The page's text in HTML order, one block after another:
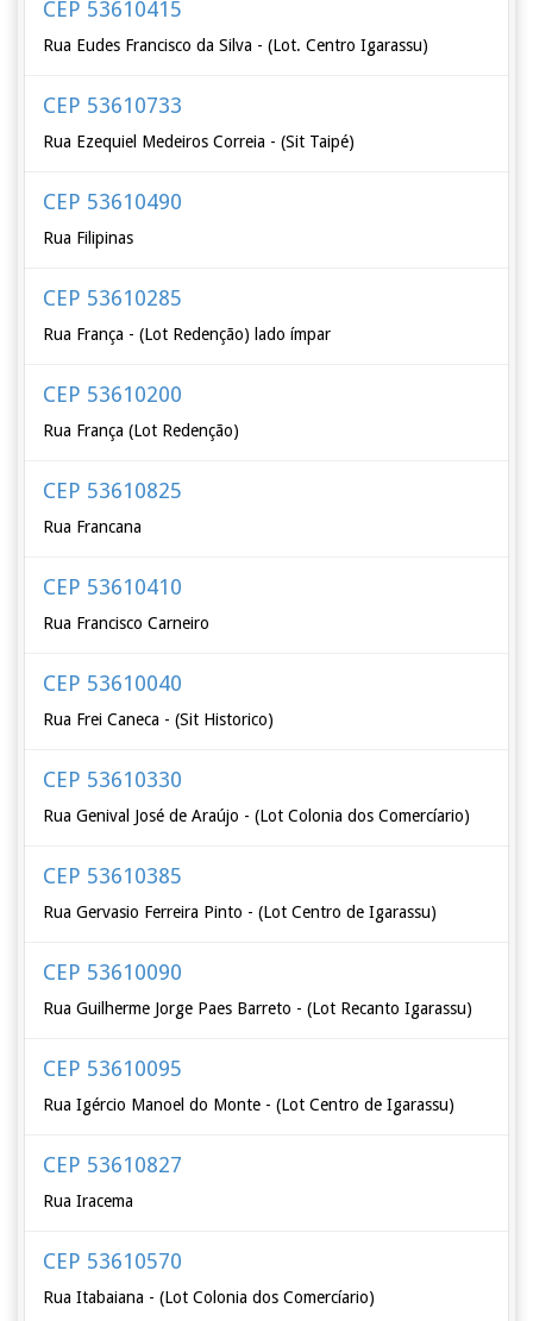
CEP 53610415
Rua Eudes Francisco da Silva - (Lot. Centro Igarassu)
CEP 53610733
Rua Ezequiel Medeiros Correia - (Sit Taipé)
CEP 53610490
Rua Filipinas
CEP 53610285
Rua França - (Lot Redenção) lado ímpar
CEP 53610200
Rua França (Lot Redenção)
CEP 53610825
Rua Francana
CEP 53610410
Rua Francisco Carneiro
CEP 53610040
Rua Frei Caneca - (Sit Historico)
CEP 53610330
Rua Genival José de Araújo - (Lot Colonia dos Comercíario)
CEP 53610385
Rua Gervasio Ferreira Pinto - (Lot Centro de Igarassu)
CEP 53610090
Rua Guilherme Jorge Paes Barreto - (Lot Recanto Igarassu)
CEP 53610095
Rua Igércio Manoel do Monte - (Lot Centro de Igarassu)
CEP 53610827
Rua Iracema
CEP 53610570
Rua Itabaiana - (Lot Colonia dos Comercíario)